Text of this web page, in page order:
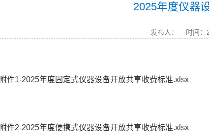
2025年度仪器
发布人： 时间
附件1-2025年度固定式仪器设备开放共享收费标准.xlsx
附件2-2025年度便携式仪器设备开放共享收费标准.xlsx